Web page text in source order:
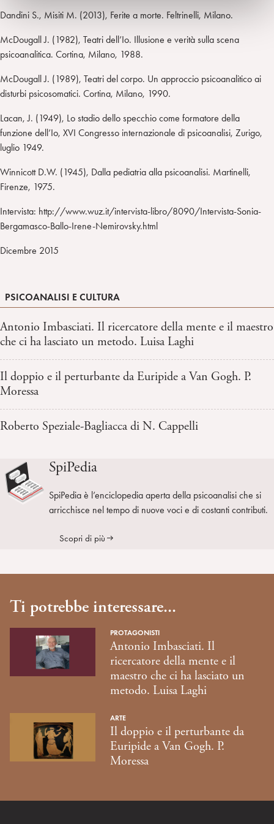
Dandini S., Misiti M. (2013), Ferite a morte. Feltrinelli, Milano.
McDougall J. (1982), Teatri dell’Io. Illusione e verità sulla scena
psicoanalitica. Cortina, Milano, 1988.
McDougall J. (1989), Teatri del corpo. Un approccio psicoanalitico ai
disturbi psicosomatici. Cortina, Milano, 1990.
Lacan, J. (1949), Lo stadio dello specchio come formatore della
funzione dell’Io, XVI Congresso internazionale di psicoanalisi, Zurigo,
luglio 1949.
Winnicott D.W. (1945), Dalla pediatria alla psicoanalisi. Martinelli,
Firenze, 1975.
Intervista: http://www.wuz.it/intervista-libro/8090/Intervista-Sonia-
Bergamasco-Ballo-Irene-Nemirovsky.html
Dicembre 2015
PSICOANALISI E CULTURA
Antonio Imbasciati. Il ricercatore della mente e il maestro
che ci ha lasciato un metodo. Luisa Laghi
Il doppio e il perturbante da Euripide a Van Gogh. P.
Moressa
Roberto Speziale-Bagliacca di N. Cappelli
SpiPedia
SpiPedia è l’enciclopedia aperta della psicoanalisi che si
arricchisce nel tempo di nuove voci e di costanti contributi.
Scopri di più
Ti potrebbe interessare...
PROTAGONISTI
Antonio Imbasciati. Il
ricercatore della mente e il
maestro che ci ha lasciato un
metodo. Luisa Laghi
ARTE
Il doppio e il perturbante da
Euripide a Van Gogh. P.
Moressa